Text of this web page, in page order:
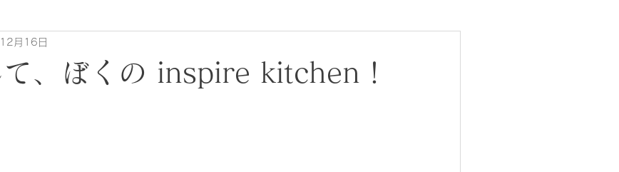
て、ぼくの inspire kitchen！
月16日